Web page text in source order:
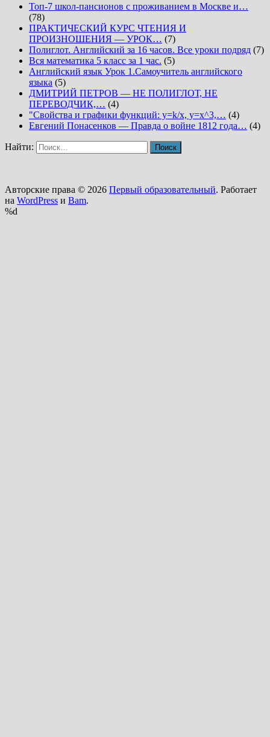
Топ-7 школ-пансионов с проживанием в Москве и…
(78)
ПРАКТИЧЕСКИЙ КУРС ЧТЕНИЯ И
ПРОИЗНОШЕНИЯ — УРОК… (7)
Полиглот. Английский за 16 часов. Все уроки подряд (7)
Вся математика 5 класс за 1 час. (5)
Английский язык Урок 1.Самоучитель английского
языка (5)
ДМИТРИЙ ПЕТРОВ — НЕ ПОЛИГЛОТ, НЕ
ПЕРЕВОДЧИК,… (4)
"Свойства и графики функций: y=k/x, y=x^3,… (4)
Евгений Понасенков — Правда о войне 1812 года… (4)
Найти:
Авторские права © 2026 Первый образовательный. Работает
на WordPress и Bam.
%d